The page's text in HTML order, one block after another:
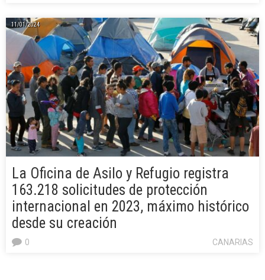
11/01/2024
La Oficina de Asilo y Refugio registra
163.218 solicitudes de protección
internacional en 2023, máximo histórico
desde su creación
CANARIAS
0